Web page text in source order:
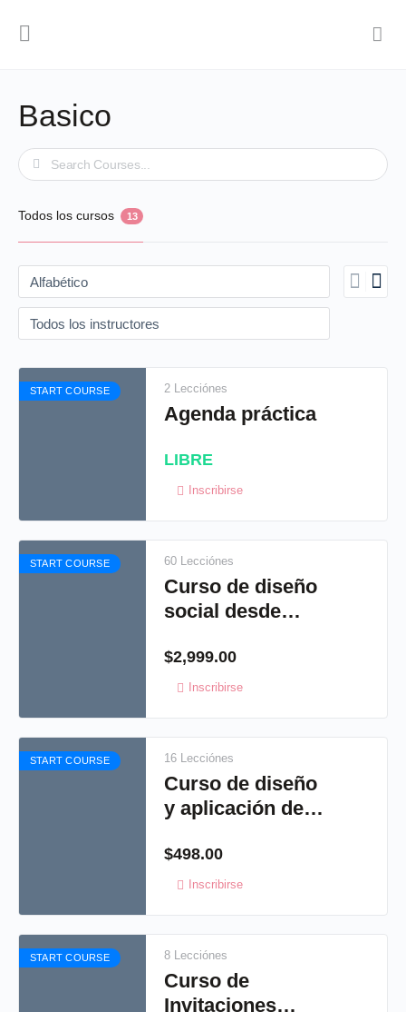
Basico
Buscar
Todos los cursos 13
START COURSE 2 Lecciónes
Agenda práctica
LIBRE
Inscribirse
START COURSE 60 Lecciónes
Curso de diseño
social desde
$2,999.00
Inscribirse
START COURSE 16 Lecciónes
Curso de diseño
y aplicación de
$498.00
Inscribirse
START COURSE 8 Lecciónes
Curso de
Invitaciones